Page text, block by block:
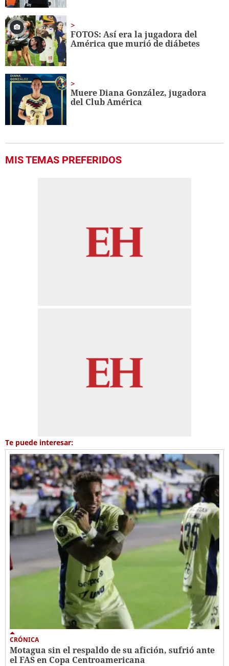
FOTOS: Así era la jugadora del
América que murió de diábetes
Muere Diana González, jugadora
del Club América
MIS TEMAS PREFERIDOS
Te puede interesar:
CRÓNICA
Motagua sin el respaldo de su afición, sufrió ante
el FAS en Copa Centroamericana